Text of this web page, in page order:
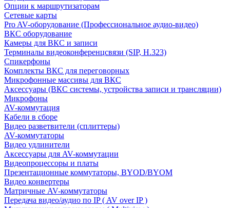
Опции к маршрутизаторам
Сетевые карты
Pro AV-оборудование (Профессиональное аудио-видео)
ВКС оборудование
Камеры для ВКС и записи
Терминалы видеоконференцсвязи (SIP, H.323)
Спикерфоны
Комплекты ВКС для переговорных
Микрофонные массивы для ВКС
Аксессуары (ВКС системы, устройства записи и трансляции)
Микрофоны
AV-коммутация
Кабели в сборе
Видео разветвители (сплиттеры)
AV-коммутаторы
Видео удлинители
Аксессуары для AV-коммутации
Видеопроцессоры и платы
Презентационные коммутаторы, BYOD/BYOM
Видео конвертеры
Матричные AV-коммутаторы
Передача видео/аудио по IP ( AV over IP )